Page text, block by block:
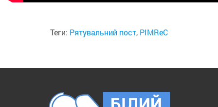
Теги: Рятувальний пост, PIMReC